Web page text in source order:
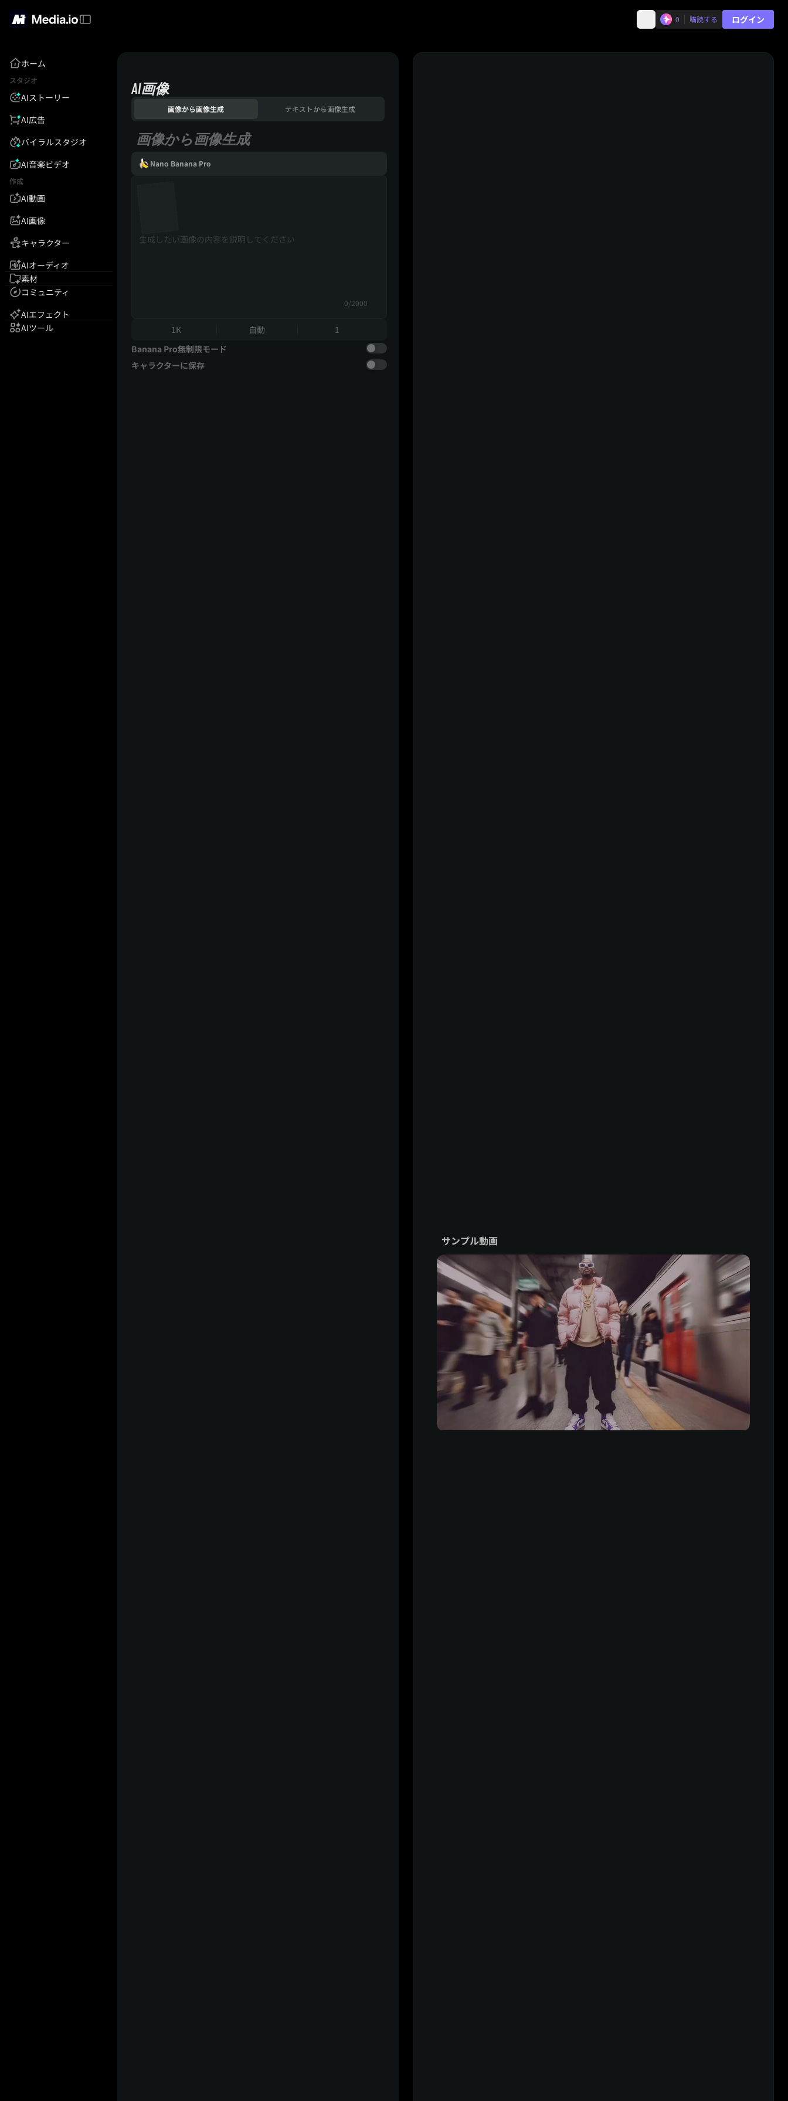
0 購読する ログイン
ホーム
スタジオ
AIストーリー
AI広告
バイラルスタジオ
AI音楽ビデオ
作成
AI動画
AI画像
キャラクター
AIオーディオ
素材
コミュニティ
AIエフェクト
AIツール
AI画像
画像から画像生成 テキストから画像生成
画像から画像生成
Nano Banana Pro
0/2000
1K 自動
1
Banana Pro無制限モード
キャラクターに保存
サンプル動画